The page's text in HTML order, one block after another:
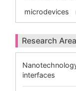
microdevices
Research
interfaces